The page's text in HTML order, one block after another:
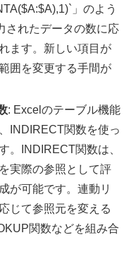
」のよう
されたデータの数に応
ます。新しい項目が
囲を変更する手間が
: Excelのテーブル機能
INDIRECT関数を使っ
。INDIRECT関数は、
実際の参照として評
が可能です。連動リ
じて参照元を変える
関数などを組み合